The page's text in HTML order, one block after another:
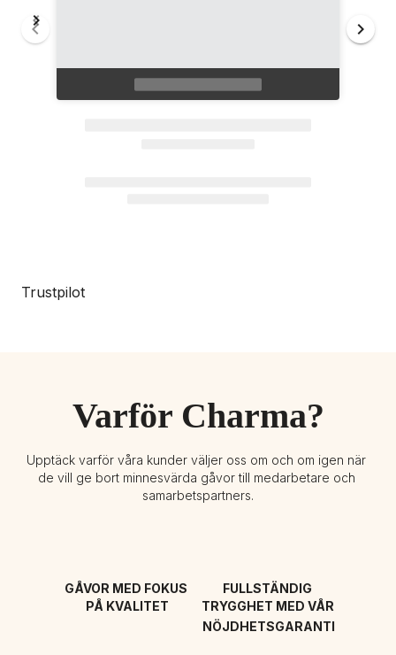
Trustpilot
Varför Charma?
Upptäck varför våra kunder väljer oss om och om igen när
de vill ge bort minnesvärda gåvor till medarbetare och
samarbetspartners.
GÅVOR MED FOKUS
PÅ KVALITET
FULLSTÄNDIG
TRYGGHET MED VÅR
NÖJDHETSGARANTI